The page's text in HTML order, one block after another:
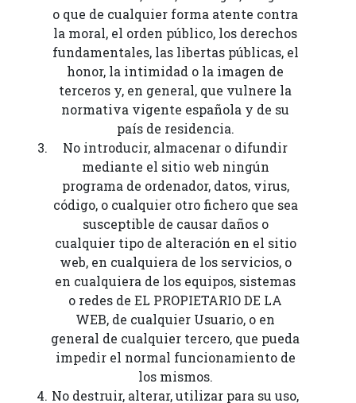
o que de cualquier forma atente contra
la moral, el orden público, los derechos
fundamentales, las libertas públicas, el
honor, la intimidad o la imagen de
terceros y, en general, que vulnere la
normativa vigente española y de su
país de residencia.
No introducir, almacenar o difundir
mediante el sitio web ningún
programa de ordenador, datos, virus,
código, o cualquier otro fichero que sea
susceptible de causar daños o
cualquier tipo de alteración en el sitio
web, en cualquiera de los servicios, o
en cualquiera de los equipos, sistemas
o redes de EL PROPIETARIO DE LA
WEB, de cualquier Usuario, o en
general de cualquier tercero, que pueda
impedir el normal funcionamiento de
los mismos.
No destruir, alterar, utilizar para su uso,